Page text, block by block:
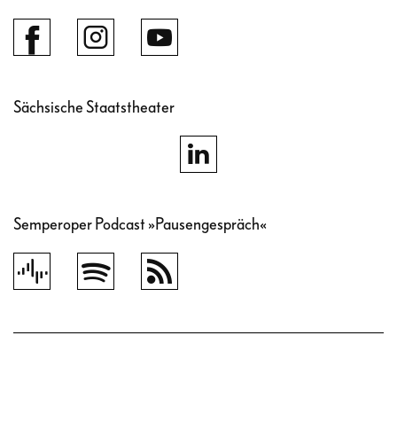
Sächsische Staatstheater
Semperoper Podcast »Pausengespräch«